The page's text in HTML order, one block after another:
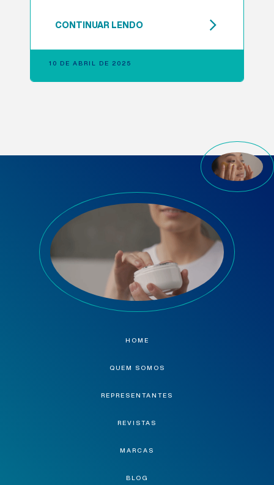
cosméticos para impulsionar suas vendas
CONTINUAR LENDO
10 DE ABRIL DE 2025
HOME
QUEM SOMOS
REPRESENTANTES
REVISTAS
MARCAS
BLOG